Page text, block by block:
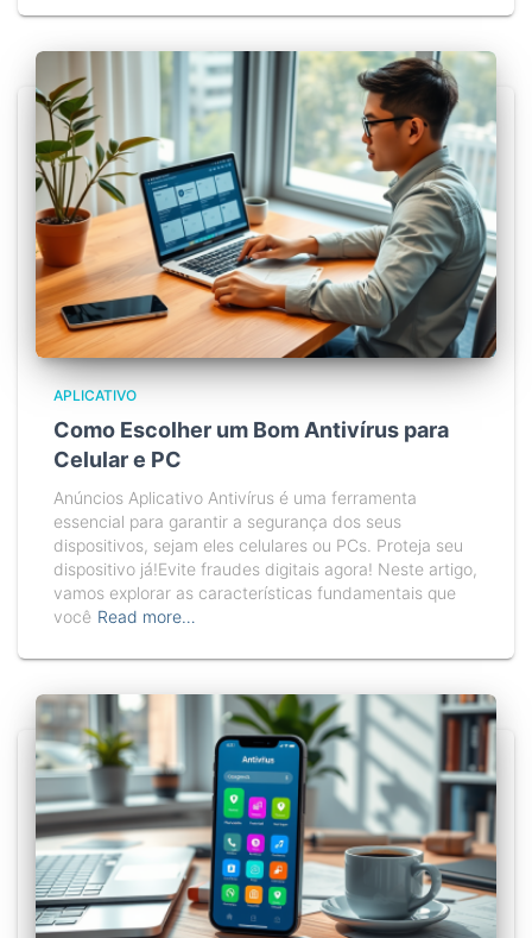
APLICATIVO
Como Escolher um Bom Antivírus para
Celular e PC
Anúncios Aplicativo Antivírus é uma ferramenta
essencial para garantir a segurança dos seus
dispositivos, sejam eles celulares ou PCs. Proteja seu
dispositivo já!Evite fraudes digitais agora! Neste artigo,
vamos explorar as características fundamentais que
você Read more…